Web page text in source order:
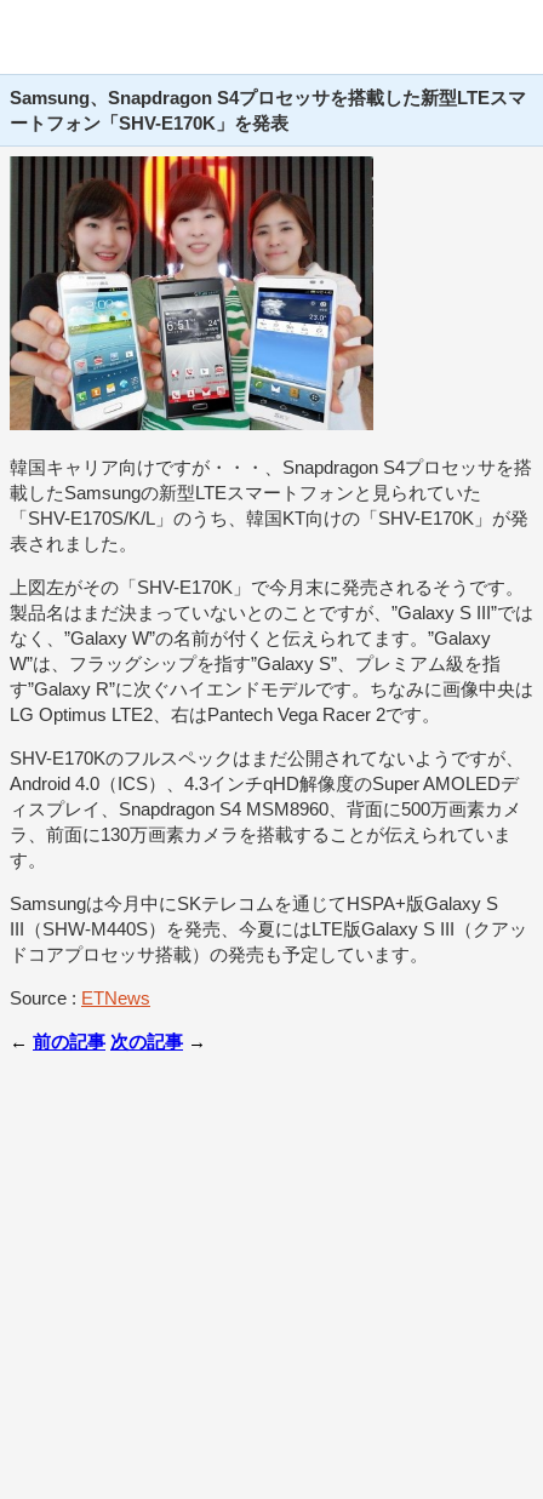
Samsung、Snapdragon S4プロセッサを搭載した新型LTEスマ
ートフォン「SHV-E170K」を発表
韓国キャリア向けですが・・・、Snapdragon S4プロセッサを搭
載したSamsungの新型LTEスマートフォンと見られていた
「SHV-E170S/K/L」のうち、韓国KT向けの「SHV-E170K」が発
表されました。
上図左がその「SHV-E170K」で今月末に発売されるそうです。
製品名はまだ決まっていないとのことですが、”Galaxy S III”では
なく、”Galaxy W”の名前が付くと伝えられてます。”Galaxy
W”は、フラッグシップを指す”Galaxy S”、プレミアム級を指
す”Galaxy R”に次ぐハイエンドモデルです。ちなみに画像中央は
LG Optimus LTE2、右はPantech Vega Racer 2です。
SHV-E170Kのフルスペックはまだ公開されてないようですが、
Android 4.0（ICS）、4.3インチqHD解像度のSuper AMOLEDデ
ィスプレイ、Snapdragon S4 MSM8960、背面に500万画素カメ
ラ、前面に130万画素カメラを搭載することが伝えられていま
す。
Samsungは今月中にSKテレコムを通じてHSPA+版Galaxy S
III（SHW-M440S）を発売、今夏にはLTE版Galaxy S III（クアッ
ドコアプロセッサ搭載）の発売も予定しています。
Source : ETNews
← 前の記事 次の記事 →